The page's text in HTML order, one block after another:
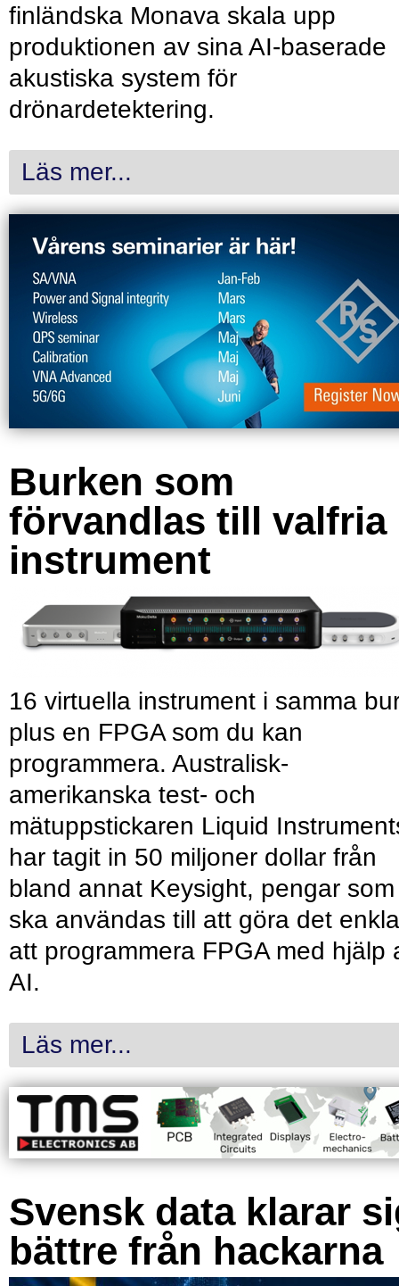
finländska Monava skala upp
produktionen av sina AI-baserade
akustiska system för
drönardetektering.
Läs mer...
Burken som
förvandlas till valfria
instrument
16 virtuella instrument i samma
plus en FPGA som du kan
programmera. Australisk-
amerikanska test- och
mätuppstickaren Liquid
har tagit in 50 miljoner dollar från
bland annat Keysight, pengar som
ska användas till att göra det
att programmera FPGA med hjälp
AI.
Läs mer...
Svensk data klarar
bättre från hackarna